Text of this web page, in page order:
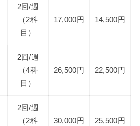
2回/週
（2科
目）
17,000円 14,500円
2回/週
（4科
目）
26,500円 22,500円
2回/週
（2科
30,000円 25,500円